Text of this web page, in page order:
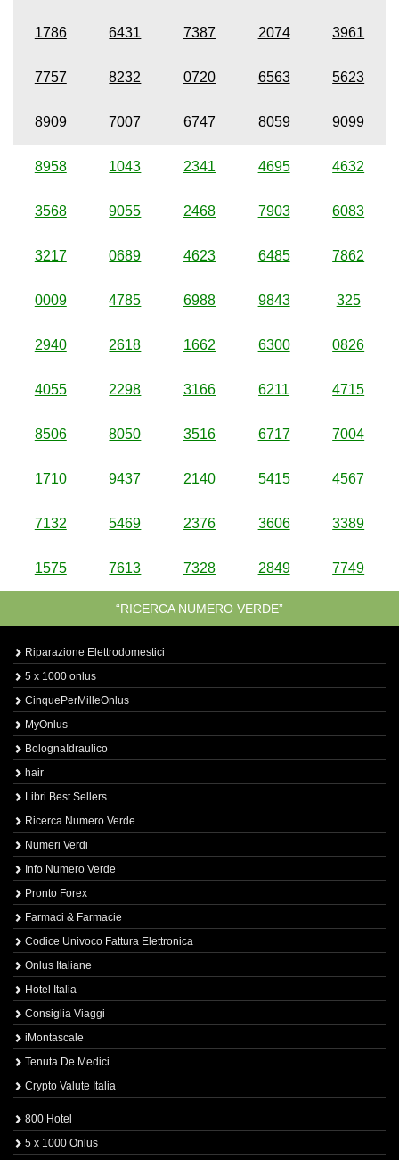
1786 6431 7387 2074 3961
7757 8232 0720 6563 5623
8909 7007 6747 8059 9099
8958 1043 2341 4695 4632
3568 9055 2468 7903 6083
3217 0689 4623 6485 7862
0009 4785 6988 9843 325
2940 2618 1662 6300 0826
4055 2298 3166 6211 4715
8506 8050 3516 6717 7004
1710 9437 2140 5415 4567
7132 5469 2376 3606 3389
1575 7613 7328 2849 7749
“RICERCA NUMERO VERDE”
Riparazione Elettrodomestici
5 x 1000 onlus
CinquePerMilleOnlus
MyOnlus
BolognaIdraulico
hair
Libri Best Sellers
Ricerca Numero Verde
Numeri Verdi
Info Numero Verde
Pronto Forex
Farmaci & Farmacie
Codice Univoco Fattura Elettronica
Onlus Italiane
Hotel Italia
Consiglia Viaggi
iMontascale
Tenuta De Medici
Crypto Valute Italia
800 Hotel
5 x 1000 Onlus